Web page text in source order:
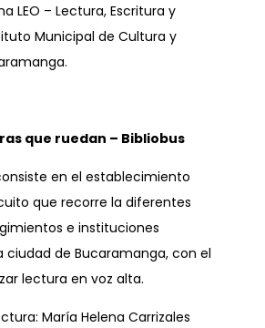
LEO – Lectura, Escritura y
Municipal de Cultura y
que ruedan – Bibliobus
en el establecimiento
que recorre la diferentes
e instituciones
ciudad de Bucaramanga, con el
lectura en voz alta.
María Helena Carrizales